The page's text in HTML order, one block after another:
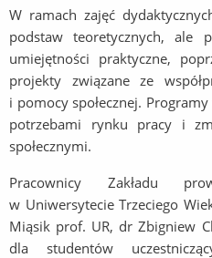
W ramach zajęć
podstaw teoretycznych, ale
umiejętności praktyczne,
projekty związane ze
i pomocy społecznej.
potrzebami rynku pracy i
społecznymi.
Pracownicy Zakładu
w Uniwersytecie Trzeciego
Miąsik prof. UR, dr Zbigniew
dla studentów